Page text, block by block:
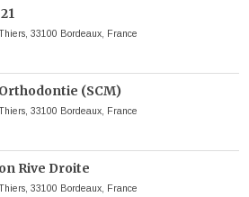
33100 Bordeaux, France
(SCM)
33100 Bordeaux, France
Rive Droite
33100 Bordeaux, France